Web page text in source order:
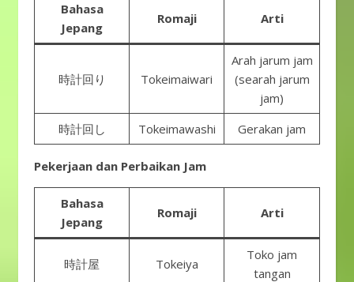
Bahasa
Jepang
Romaji Arti
時計回り Tokeimaiwari
Arah jarum jam
(searah jarum
jam)
時計回し
Tokeimawashi Gerakan jam
Pekerjaan dan Perbaikan Jam
Bahasa
Jepang
Romaji Arti
時計屋 Tokeiya
Toko jam
tangan